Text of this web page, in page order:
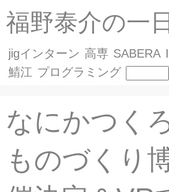
福野泰介の一
jigインターン 高専 SABERA
鯖江 プログラミング
なにかつく
ものづくり